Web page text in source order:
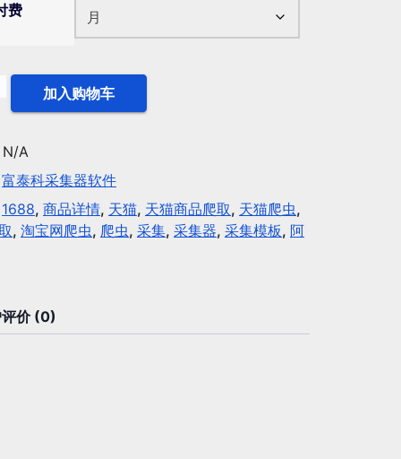
费
加入购物车
N/A
富泰科采集器软件
1688, 商品详情, 天猫, 天猫商品爬取, 天猫爬虫,
, 淘宝网爬虫, 爬虫, 采集, 采集器, 采集模板, 阿
价 (0)